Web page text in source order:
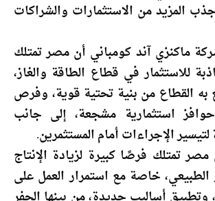
المزيد من الاستثمارات والشراكات
ماكنزي آند كومباني أن مصر تمتلك
للاستثمار في قطاع الطاقة والغاز،
القطاع من بنية تحتية قوية، وفرص
استثمارية مشجعة، إلى جانب
الإجراءات أمام المستثمرين.
تمتلك فرصًا كبيرة لزيادة الإنتاج
الطبيعي، خاصة مع استمرار العمل على